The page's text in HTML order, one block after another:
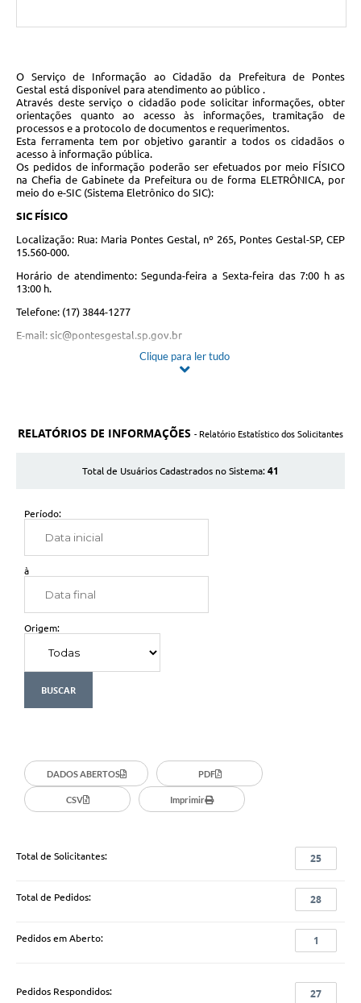
O Serviço de Informação ao Cidadão da Prefeitura de Pontes
Gestal está disponível para atendimento ao público .
Através deste serviço o cidadão pode solicitar informações, obter
orientações quanto ao acesso às informações, tramitação de
processos e a protocolo de documentos e requerimentos.
Esta ferramenta tem por objetivo garantir a todos os cidadãos o
acesso à informação pública.
Os pedidos de informação poderão ser efetuados por meio FÍSICO
na Chefia de Gabinete da Prefeitura ou de forma ELETRÔNICA, por
meio do e-SIC (Sistema Eletrônico do SIC):
SIC FÍSICO
Localização: Rua: Maria Pontes Gestal, nº 265, Pontes Gestal-SP, CEP
15.560-000.
Horário de atendimento: Segunda-feira a Sexta-feira das 7:00 h as
13:00 h.
Telefone: (17) 3844-1277
E-mail: sic@pontesgestal.sp.gov.br
Formulários de pedido de informação ao SIC FÍSICO:
Formulários para interposição de recursos à negativa de acesso à
Pessoa Natural - 1ª Instância
Pessoa Jurídica - 1ª Instância
Pessoa Jurídica - 2ª Instância
Clique para ler tudo
RELATÓRIOS DE INFORMAÇÕES - Relatório Estatístico dos Solicitantes
Total de Usuários Cadastrados no Sistema: 41
Período:
à
Origem:
DADOS ABERTOS PDF
CSV Imprimir
Total de Solicitantes: 25
Total de Pedidos: 28
Pedidos em Aberto: 1
Pedidos Respondidos: 27